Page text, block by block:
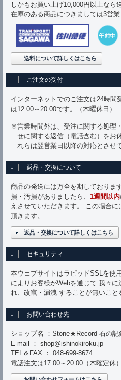
しかもお買い上げ10,000円以上なら
在庫のある商品につきましては3営業
送料について詳しくはこちら
ご注文の受付
インターネットでのご注文は24時間
は12:00～20:00です。（木曜休日）
※営業時間外は、受注に関する処理
せに関する返信（電話含む）をお
れらは翌営業日以降の対応とさせ
返品・交換について
商品の発送には万全を期しておりま
損・汚損がありましたら、 1週間以内
えさせていただきます。 この場合
頂きます。
返品・交換について詳しくはこちら
セキュリティ
本ウェブサイトはラピッドSSLを使
によりお客様がWebを通じて 我々
れ、改竄・漏洩 することが無いこと
お問い合わせ先
ショップ名 ：Stone★Record 石の記
E-mail ： shop@ishinokiroku.jp
TEL＆FAX ： 048-699-8674
電話注文は17:00～20:00（木曜定休）